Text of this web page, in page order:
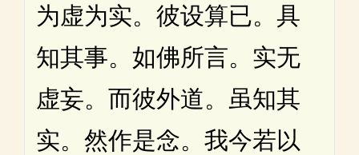
为虚为实。彼设算已。具
知其事。如佛所言。实无
虚妄。而彼外道。虽知其
实。然作是念。我今若以